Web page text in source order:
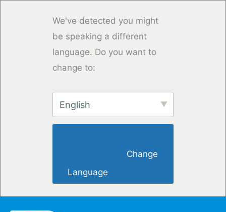
We've detected you might
be speaking a different
language. Do you want to
change to:
English
Language